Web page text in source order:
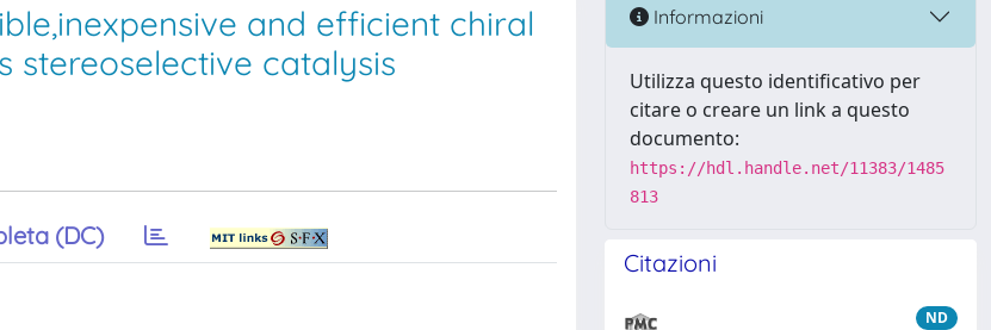
and efficient chiral
stereoselective catalysis
(DC)
Informazioni
Utilizza questo identificativo per
citare o creare un link a questo
documento:
https://hdl.handle.net/11383/1485
813
Citazioni
ND